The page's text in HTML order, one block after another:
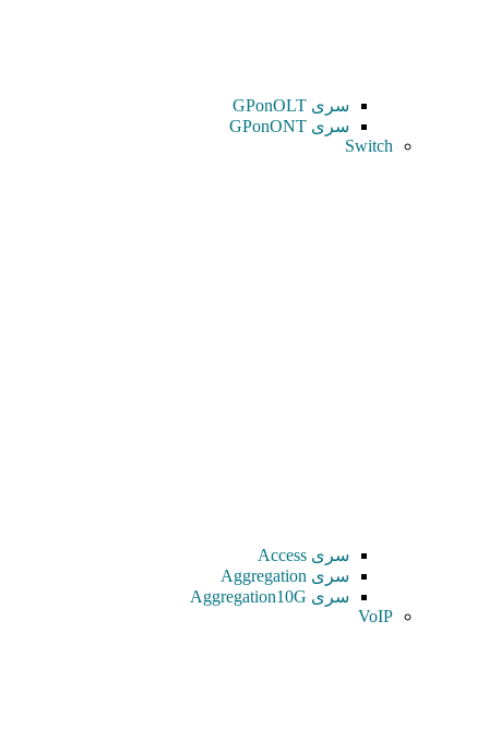
سری GPonOLT
سری GPonONT
Switch
سری Access
سری Aggregation
سری Aggregation10G
VoIP